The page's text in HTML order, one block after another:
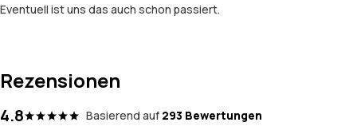
Eventuell ist uns das auch schon passiert.
Rezensionen
4.8 Basierend auf 293 Bewertungen